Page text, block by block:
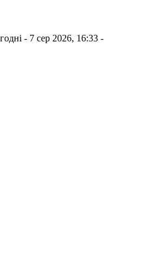
- 7 сер 2026, 16:33 -